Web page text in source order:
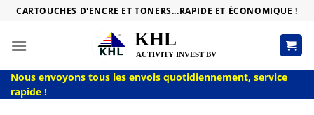
Passer
contenu
CARTOUCHES D'ENCRE ET TONERS...RAPIDE ET ÉCONOMIQUE !
Nous envoyons tous les envois quotidiennement, service
rapide !